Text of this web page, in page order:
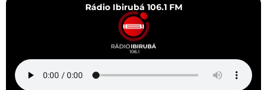
Rádio Ibirubá 106.1 FM